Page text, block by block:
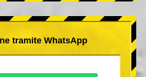
tramite WhatsApp